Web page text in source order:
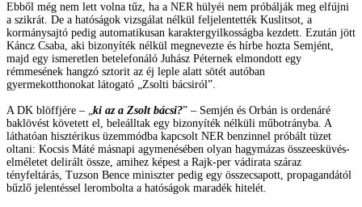
Ebből még nem lett volna tűz, ha a NER hülyéi nem próbálják meg elfújni
a szikrát. De a hatóságok vizsgálat nélkül feljelentették Kuslitsot, a
kormánysajtó pedig automatikusan karaktergyilkosságba kezdett. Ezután jött
Káncz Csaba, aki bizonyíték nélkül megnevezte és hírbe hozta Semjént,
majd egy ismeretlen betelefonáló Juhász Péternek elmondott egy
rémmesének hangzó sztorit az éj leple alatt sötét autóban
gyermekotthonokat látogató „Zsolti bácsiról”.
A DK blöffjére – „ki az a Zsolt bácsi?” – Semjén és Orbán is ordenáré
baklövést követett el, beleálltak egy bizonyíték nélküli műbotrányba. A
láthatóan hisztérikus üzemmódba kapcsolt NER benzinnel próbált tüzet
oltani: Kocsis Máté másnapi agymenésében olyan hagymázas összeesküvés-
elméletet delirált össze, amihez képest a Rajk-per vádirata száraz
tényfeltárás, Tuzson Bence miniszter pedig egy összecsapott, propagandától
bűzlő jelentéssel lerombolta a hatóságok maradék hitelét.